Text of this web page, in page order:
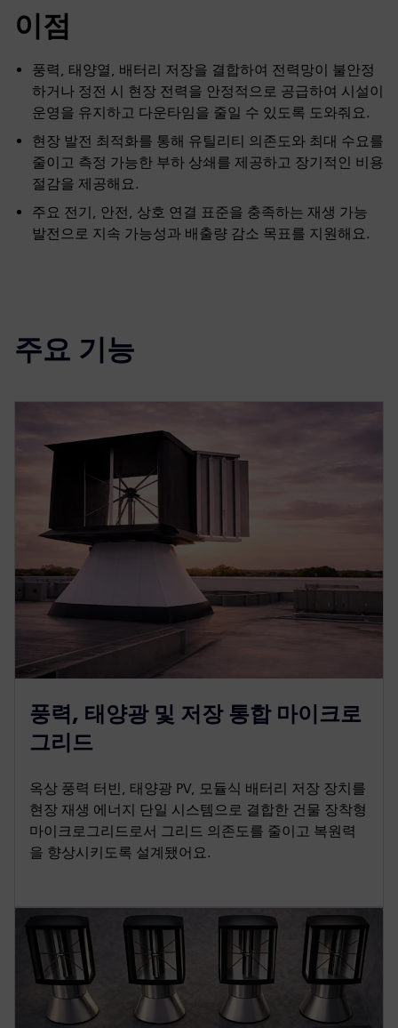
이점
풍력, 태양열, 배터리 저장을 결합하여 전력망이 불안정
하거나 정전 시 현장 전력을 안정적으로 공급하여 시설이
운영을 유지하고 다운타임을 줄일 수 있도록 도와줘요.
현장 발전 최적화를 통해 유틸리티 의존도와 최대 수요를
줄이고 측정 가능한 부하 상쇄를 제공하고 장기적인 비용
절감을 제공해요.
주요 전기, 안전, 상호 연결 표준을 충족하는 재생 가능
발전으로 지속 가능성과 배출량 감소 목표를 지원해요.
주요 기능
풍력, 태양광 및 저장 통합 마이크로
그리드
옥상 풍력 터빈, 태양광 PV, 모듈식 배터리 저장 장치를
현장 재생 에너지 단일 시스템으로 결합한 건물 장착형
마이크로그리드로서 그리드 의존도를 줄이고 복원력
을 향상시키도록 설계됐어요.